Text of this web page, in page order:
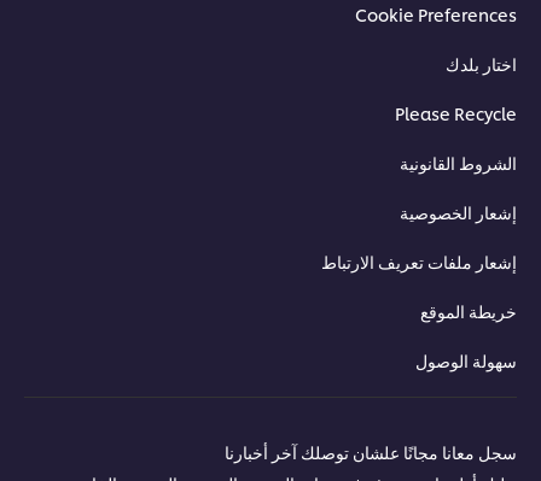
حمل كتالوج المنتجات
Cookie Preferences
اختار بلدك
Please Recycle
الشروط القانونية
إشعار الخصوصية
إشعار ملفات تعريف الارتباط
خريطة الموقع
سهولة الوصول
سجل معانا مجانًا علشان توصلك آخر أخبارنا